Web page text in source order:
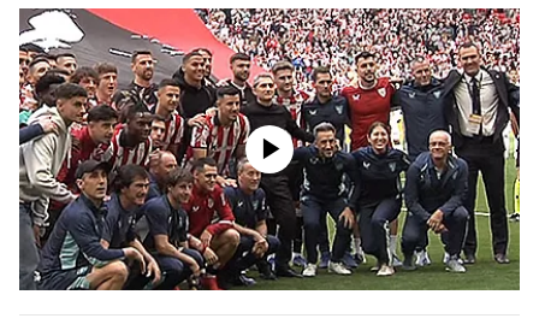
Baloncesto
Ciclismo
Herri-kirolak
Balonmano